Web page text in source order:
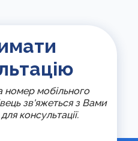
номер мобільного
зв'яжеться з Вами
консультації.